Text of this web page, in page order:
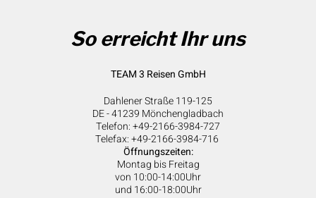
So erreicht Ihr uns
TEAM 3 Reisen GmbH
Dahlener Straße 119-125
DE - 41239 Mönchengladbach
Telefon: +49-2166-3984-727
Telefax: +49-2166-3984-716
Öffnungszeiten:
Montag bis Freitag
von 10:00-14:00Uhr
und 16:00-18:00Uhr